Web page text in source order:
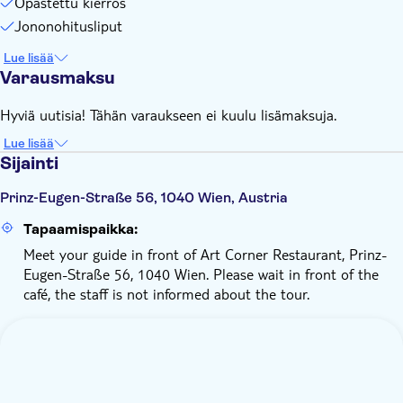
Jononohitusliput
Lue lisää
Varausmaksu
Hyviä uutisia! Tähän varaukseen ei kuulu lisämaksuja.
Lue lisää
Sijainti
Prinz-Eugen-Straße 56, 1040 Wien, Austria
Tapaamispaikka:
Meet your guide in front of Art Corner Restaurant, Prinz-
Eugen-Straße 56, 1040 Wien. Please wait in front of the
café, the staff is not informed about the tour.